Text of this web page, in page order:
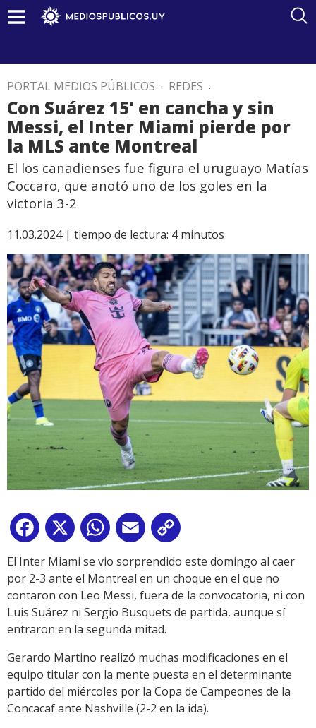
PORTAL MEDIOS PÚBLICOS . REDES .
Con Suárez 15' en cancha y sin
Messi, el Inter Miami pierde por
la MLS ante Montreal
El los canadienses fue figura el uruguayo Matías
Coccaro, que anotó uno de los goles en la
victoria 3-2
11.03.2024 | tiempo de lectura: 4 minutos
Facebook
X WhatsApp
Email
Link
El Inter Miami se vio sorprendido este domingo al caer
por 2-3 ante el Montreal en un choque en el que no
contaron con Leo Messi, fuera de la convocatoria, ni con
Luis Suárez ni Sergio Busquets de partida, aunque sí
entraron en la segunda mitad.
Gerardo Martino realizó muchas modificaciones en el
equipo titular con la mente puesta en el determinante
partido del miércoles por la Copa de Campeones de la
Concacaf ante Nashville (2-2 en la ida).